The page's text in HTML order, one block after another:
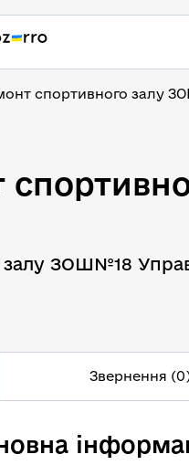
спортивного залу
ЗОШ№18
Звернення